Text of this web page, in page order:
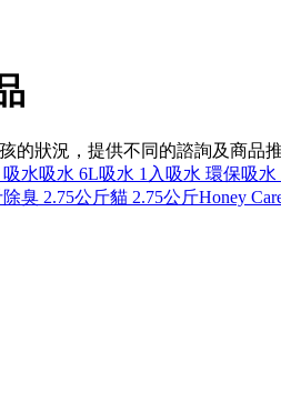
的狀況，提供不同的諮詢及商品
水吸水 6L吸水 1入吸水 環保吸水
除臭 2.75公斤貓 2.75公斤Honey